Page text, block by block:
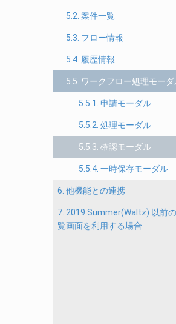
5.2. 案件一覧
5.3. フロー情報
5.4. 履歴情報
5.5. ワークフロー処理モーダ
5.5.1. 申請モーダル
5.5.2. 処理モーダル
5.5.3. 確認モーダル
5.5.4. 一時保存モーダル
6. 他機能との連携
7. 2019 Summer(Waltz) 以前
覧画面を利用する場合